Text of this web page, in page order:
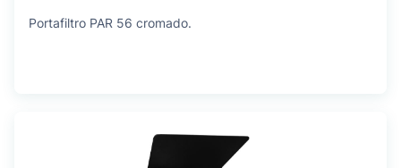
Portafiltro PAR 56 cromado.